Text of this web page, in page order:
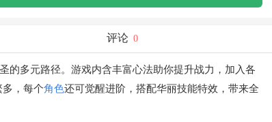
评论 0
的多元路径。游戏内含丰富心法助你提升战力，加入各
，每个角色还可觉醒进阶，搭配华丽技能特效，带来全